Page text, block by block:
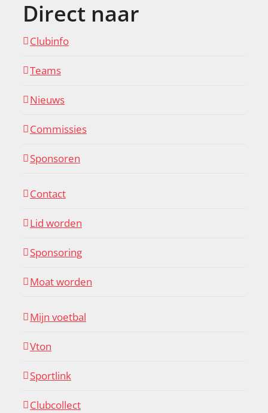
Direct naar
Clubinfo
Teams
Nieuws
Commissies
Sponsoren
Contact
Lid worden
Sponsoring
Moat worden
Mijn voetbal
Vton
Sportlink
Clubcollect